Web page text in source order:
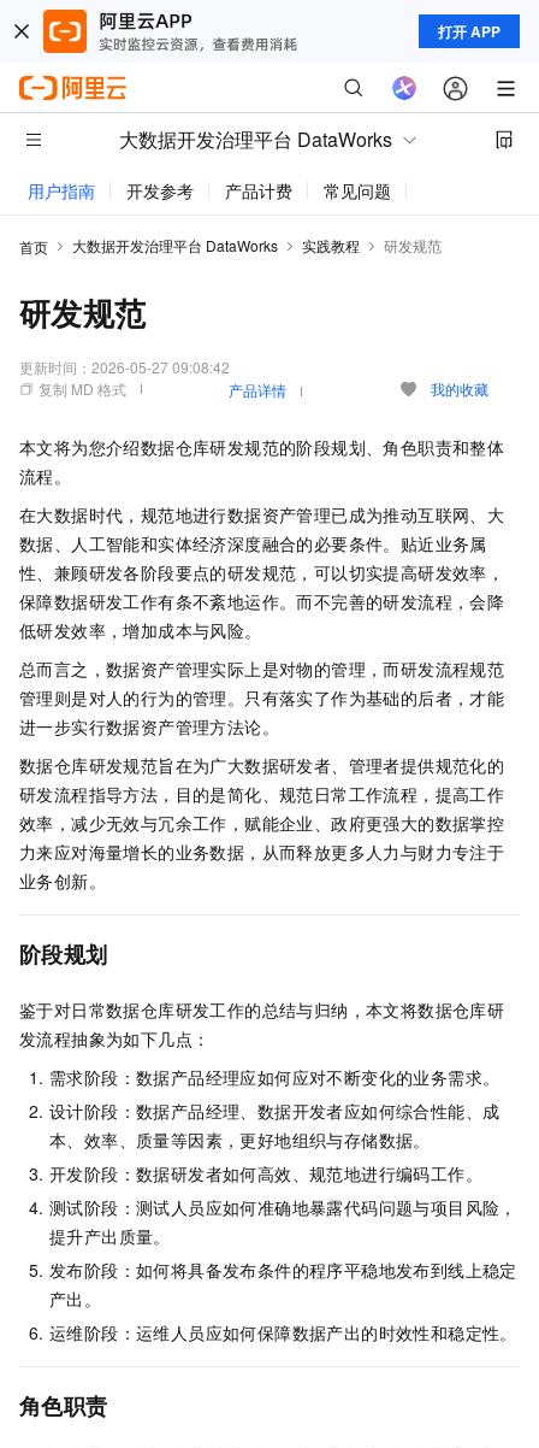
打开 APP
大数据开发治理平台 DataWorks
用户指南 开发参考 产品计费 常见问题
首页 大数据开发治理平台 DataWorks 实践教程 研发规范
研发规范
更新时间： 2026-05-27 09:08:42
复制 MD 格式
产品详情 我的收藏
本文将为您介绍数据仓库研发规范的阶段规划、角色职责和整体
流程。
在大数据时代，规范地进行数据资产管理已成为推动互联网、大
数据、人工智能和实体经济深度融合的必要条件。贴近业务属
性、兼顾研发各阶段要点的研发规范，可以切实提高研发效率，
保障数据研发工作有条不紊地运作。而不完善的研发流程，会降
低研发效率，增加成本与风险。
总而言之，数据资产管理实际上是对物的管理，而研发流程规范
管理则是对人的行为的管理。只有落实了作为基础的后者，才能
进一步实行数据资产管理方法论。
数据仓库研发规范旨在为广大数据研发者、管理者提供规范化的
研发流程指导方法，目的是简化、规范日常工作流程，提高工作
效率，减少无效与冗余工作，赋能企业、政府更强大的数据掌控
力来应对海量增长的业务数据，从而释放更多人力与财力专注于
业务创新。
阶段规划
鉴于对日常数据仓库研发工作的总结与归纳，本文将数据仓库研
发流程抽象为如下几点：
需求阶段：数据产品经理应如何应对不断变化的业务需求。
设计阶段：数据产品经理、数据开发者应如何综合性能、成
本、效率、质量等因素，更好地组织与存储数据。
开发阶段：数据研发者如何高效、规范地进行编码工作。
测试阶段：测试人员应如何准确地暴露代码问题与项目风险，
提升产出质量。
发布阶段：如何将具备发布条件的程序平稳地发布到线上稳定
产出。
运维阶段：运维人员应如何保障数据产出的时效性和稳定性。
角色职责